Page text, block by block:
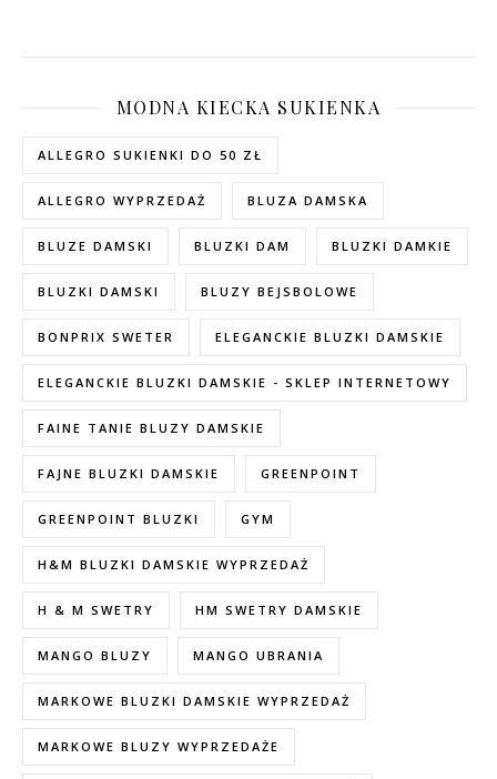
MODNA KIECKA SUKIENKA
ALLEGRO SUKIENKI DO 50 ZŁ
ALLEGRO WYPRZEDAŻ BLUZA DAMSKA
BLUZE DAMSKI BLUZKI DAM BLUZKI DAMKIE
BLUZKI DAMSKI BLUZY BEJSBOLOWE
BONPRIX SWETER ELEGANCKIE BLUZKI DAMSKIE
ELEGANCKIE BLUZKI DAMSKIE - SKLEP INTERNETOWY
FAINE TANIE BLUZY DAMSKIE
FAJNE BLUZKI DAMSKIE GREENPOINT
GREENPOINT BLUZKI GYM
H&M BLUZKI DAMSKIE WYPRZEDAŻ
H & M SWETRY HM SWETRY DAMSKIE
MANGO BLUZY MANGO UBRANIA
MARKOWE BLUZKI DAMSKIE WYPRZEDAŻ
MARKOWE BLUZY WYPRZEDAŻE